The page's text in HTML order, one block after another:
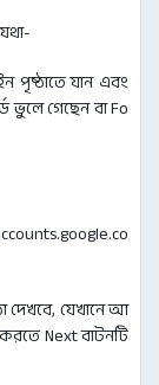
পৃষ্ঠাতে যান এবং
ভুলে গেছেন বা Fo
দেখবে, যেখানে আ
Next বাটনটি